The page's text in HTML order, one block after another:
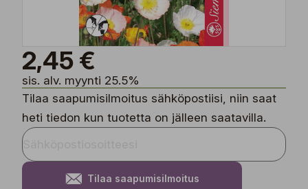
2,45 €
sis. alv. myynti 25.5%
Tilaa saapumisilmoitus sähköpostiisi, niin saat
heti tiedon kun tuotetta on jälleen saatavilla.
Tilaa saapumisilmoitus